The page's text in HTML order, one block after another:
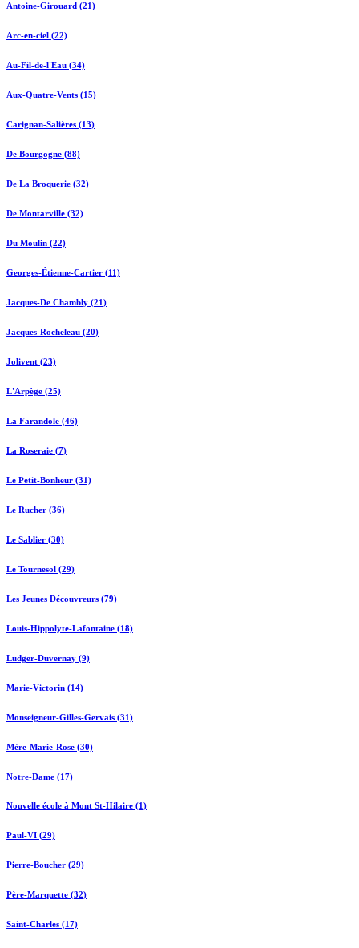
Antoine-Girouard (21)
Arc-en-ciel (22)
Au-Fil-de-l'Eau (34)
Aux-Quatre-Vents (15)
Carignan-Salières (13)
De Bourgogne (88)
De La Broquerie (32)
De Montarville (32)
Du Moulin (22)
Georges-Étienne-Cartier (11)
Jacques-De Chambly (21)
Jacques-Rocheleau (20)
Jolivent (23)
L'Arpège (25)
La Farandole (46)
La Roseraie (7)
Le Petit-Bonheur (31)
Le Rucher (36)
Le Sablier (30)
Le Tournesol (29)
Les Jeunes Découvreurs (79)
Louis-Hippolyte-Lafontaine (18)
Ludger-Duvernay (9)
Marie-Victorin (14)
Monseigneur-Gilles-Gervais (31)
Mère-Marie-Rose (30)
Notre-Dame (17)
Nouvelle école à Mont St-Hilaire (1)
Paul-VI (29)
Pierre-Boucher (29)
Père-Marquette (32)
Saint-Charles (17)